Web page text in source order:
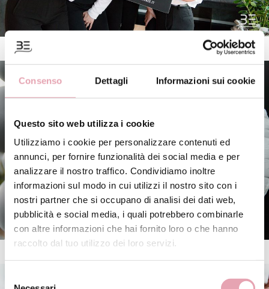
Consenso Dettagli Informazioni sui cookie
Questo sito web utilizza i cookie
Utilizziamo i cookie per personalizzare contenuti ed
annunci, per fornire funzionalità dei social media e per
analizzare il nostro traffico. Condividiamo inoltre
informazioni sul modo in cui utilizzi il nostro sito con i
nostri partner che si occupano di analisi dei dati web,
pubblicità e social media, i quali potrebbero combinarle
con altre informazioni che hai fornito loro o che hanno
raccolto dal tuo utilizzo dei loro servizi.